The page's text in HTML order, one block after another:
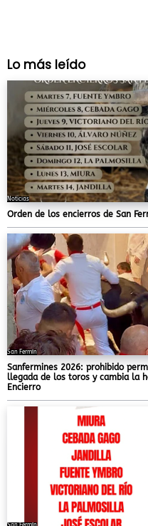
Lo más leído
Noticias
Orden de los encierros de San
San Fermín
Sanfermines 2026: prohibido
llegada de los toros y cambia la
Encierro